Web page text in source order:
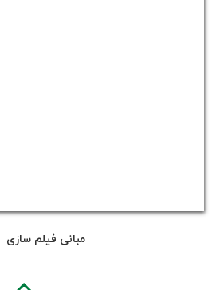
مبانی فیلم سازی